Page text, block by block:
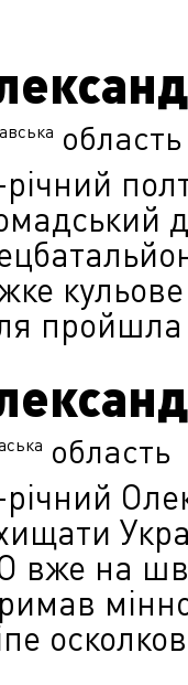
область
пройшла
область
вже на